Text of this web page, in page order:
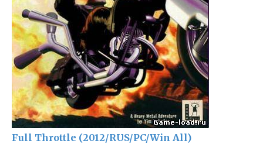
Full Throttle (2012/RUS/PC/Win All)